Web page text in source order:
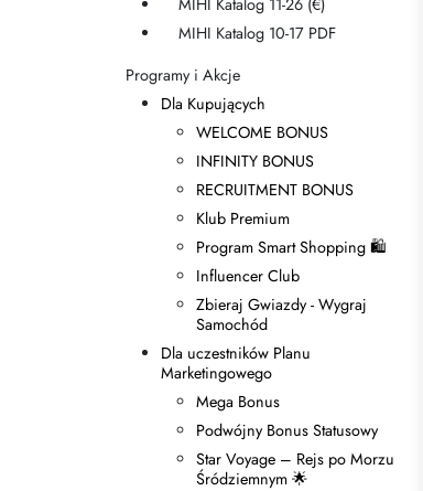
Zasady dziedziczenia
MIHI Katalog 11-26 (€)
MIHI Katalog 10-17 PDF
Programy i Akcje
Dla Kupujących
WELCOME BONUS
INFINITY BONUS
RECRUITMENT BONUS
Klub Premium
Program Smart Shopping 🛍
Influencer Club
Zbieraj Gwiazdy - Wygraj
Samochód
Dla uczestników Planu
Marketingowego
Mega Bonus
Podwójny Bonus Statusowy
Star Voyage – Rejs po Morzu
Śródziemnym 🌟